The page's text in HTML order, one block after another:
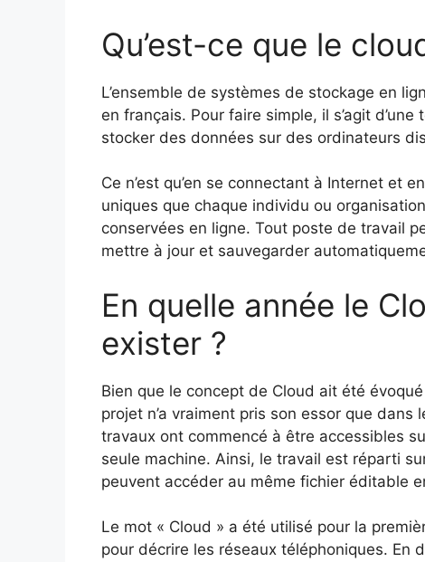
Qu’est-ce que le
L’ensemble de systèmes de stockage en
en français. Pour faire simple, il s’agit
stocker des données sur des ordinateurs
Ce n’est qu’en se connectant à Internet et
uniques que chaque individu ou
conservées en ligne. Tout poste de travail
mettre à jour et sauvegarder
En quelle année le
exister ?
Bien que le concept de Cloud ait été
projet n’a vraiment pris son essor que
travaux ont commencé à être accessibles
seule machine. Ainsi, le travail est réparti
peuvent accéder au même fichier éditable
Le mot « Cloud » a été utilisé pour la
pour décrire les réseaux téléphoniques. En